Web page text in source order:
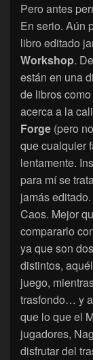
Pero antes
En serio. Aún
libro editado
Workshop.
están en una
de libros
acerca a la
Forge (pero
que cualquier
lentamente.
para mí se
jamás
Caos. Mejor
compararlo
ya que son
distintos,
juego,
trasfondo… y
que lo que el
jugadores,
disfrutar del